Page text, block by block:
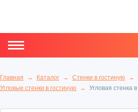
Главная Каталог
Стенки в гостиную
Угловые стенки в гостиную
Угловая стенка